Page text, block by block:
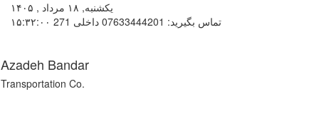
یکشنبه, ۱۸ مرداد , ۱۴۰۵
۱۵:۳۲:۰۰
تماس بگیرید: 07633444201 داخلی 271
Azadeh Bandar
Transportation Co.